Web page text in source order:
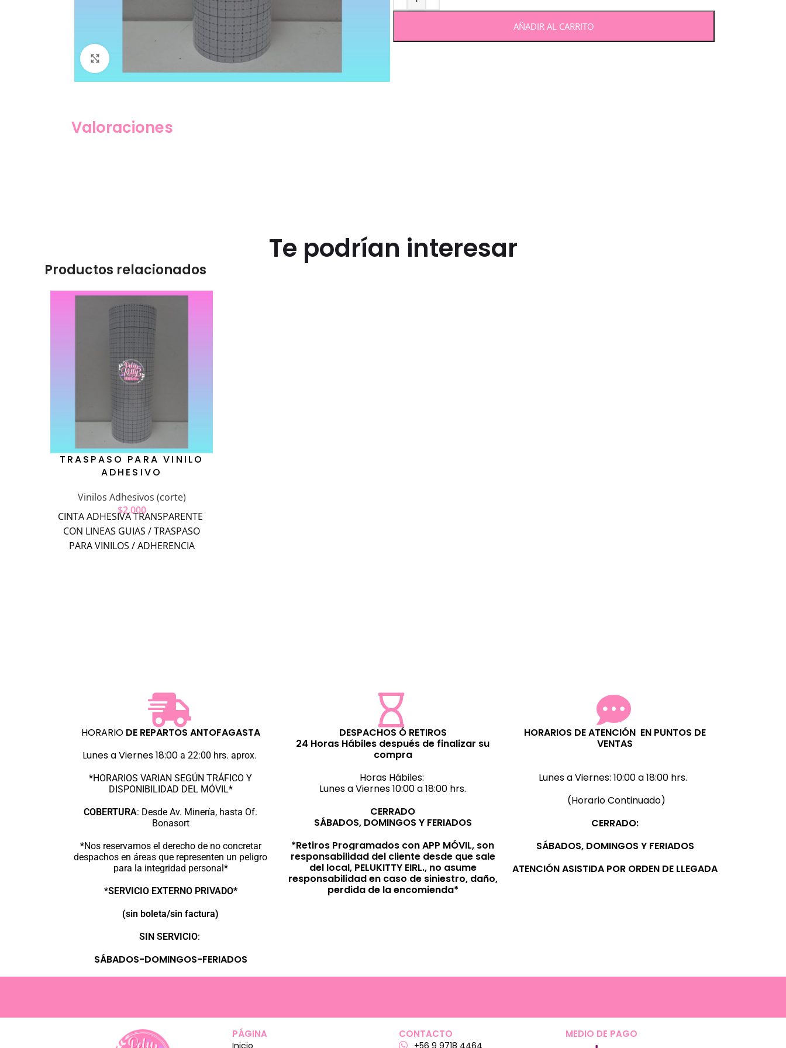
AÑADIR AL CARRITO
Valoraciones
Te podrían interesar
Productos relacionados
TRASPASO PARA VINILO
ADHESIVO
Vinilos Adhesivos (corte)
$2.000
CINTA ADHESIVA TRANSPARENTE
CON LINEAS GUIAS / TRASPASO
PARA VINILOS / ADHERENCIA
HORARIODE REPARTOS ANTOFAGASTA
Lunes a Viernes 18:00a 22:00 hrs. aprox.
*HORARIOS VARIAN SEGÚN TRÁFICO Y
DISPONIBILIDAD DEL MÓVIL*
COBERTURA: Desde Av. Minería, hasta Of.
Bonasort
*Nos reservamos el derecho de no concretar
despachos en áreas que representen un peligro
para la integridad personal*
*SERVICIO EXTERNO PRIVADO*
(sin boleta/sin factura)
SIN SERVICIO:
SÁBADOS-DOMINGOS-FERIADOS
DESPACHOS Ó RETIROS
24 Horas Hábiles después de finalizar su
compra
Horas Hábiles:
Lunes a Viernes 10:00 a 18:00 hrs.
CERRADO
SÁBADOS, DOMINGOS Y FERIADOS
*Retiros Programados con APP MÓVIL, son
responsabilidad del cliente desde que sale
del local, PELUKITTY EIRL., no asume
responsabilidad en caso de siniestro, daño,
perdida de la encomienda*
HORARIOS DE ATENCIÓN EN PUNTOS DE
VENTAS
Lunes a Viernes: 10:00 a 18:00 hrs.
(Horario Continuado)
CERRADO:
SÁBADOS, DOMINGOS Y FERIADOS
ATENCIÓN ASISTIDA POR ORDEN DE LLEGADA
PÁGINA
Inicio
CONTACTO
+56 9 9718 4464
MEDIO DE PAGO